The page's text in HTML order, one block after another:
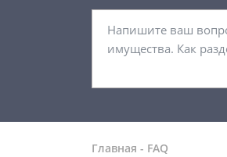
Главная - FAQ